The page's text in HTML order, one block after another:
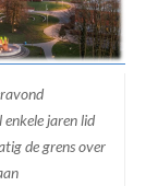
jaren lid
de grens over